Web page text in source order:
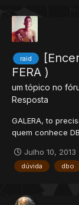
raid
FERA )
um tópico no
Resposta
GALERA, to
quem conhece
online, ele dá um
causa que ele é
Julho 10, 2013
dúvida dbo